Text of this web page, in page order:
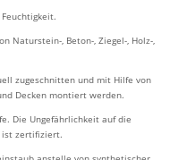
Naturstein-, Beton-, Ziegel-, Holz-,
zugeschnitten und mit Hilfe von
Decken montiert werden.
Die Ungefährlichkeit auf die
ist zertifiziert.